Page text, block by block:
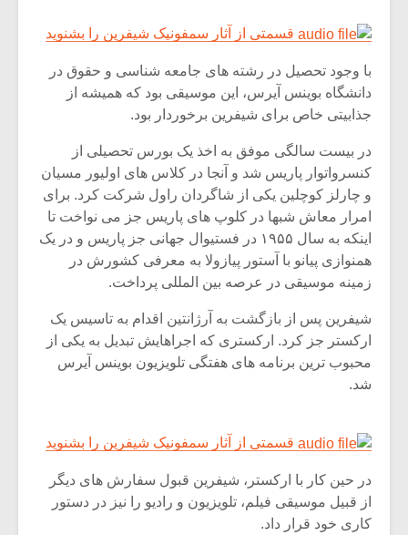
قسمتی از آثار سمفونیک شیفرین را بشنوید
با وجود تحصیل در رشته های جامعه شناسی و حقوق در
دانشگاه بوینس آیرس، این موسیقی بود که همیشه از
جذابیتی خاص برای شیفرین برخوردار بود.
در بیست سالگی موفق به اخذ یک بورس تحصیلی از
کنسرواتوار پاریس شد و آنجا در کلاس های اولیور مسیان
و چارلز کوچلین یکی از شاگردان راول شرکت کرد. برای
امرار معاش شبها در کلوپ های پاریس جز می نواخت تا
اینکه به سال ۱۹۵۵ در فستیوال جهانی جز پاریس و در یک
همنوازی پیانو با آستور پیازولا به معرفی کشورش در
زمینه موسیقی در عرصه بین المللی پرداخت.
شیفرین پس از بازگشت به آرژانتین اقدام به تاسیس یک
ارکستر جز کرد. ارکستری که اجراهایش تبدیل به یکی از
محبوب ترین برنامه های هفتگی تلویزیون بوینس آیرس
شد.
قسمتی از آثار سمفونیک شیفرین را بشنوید
در حین کار با ارکستر، شیفرین قبول سفارش های دیگر
از قبیل موسیقی فیلم، تلویزیون و رادیو را نیز در دستور
کاری خود قرار داد.
مشهورترین باشی،
بدنام ترین باش
موسیقی